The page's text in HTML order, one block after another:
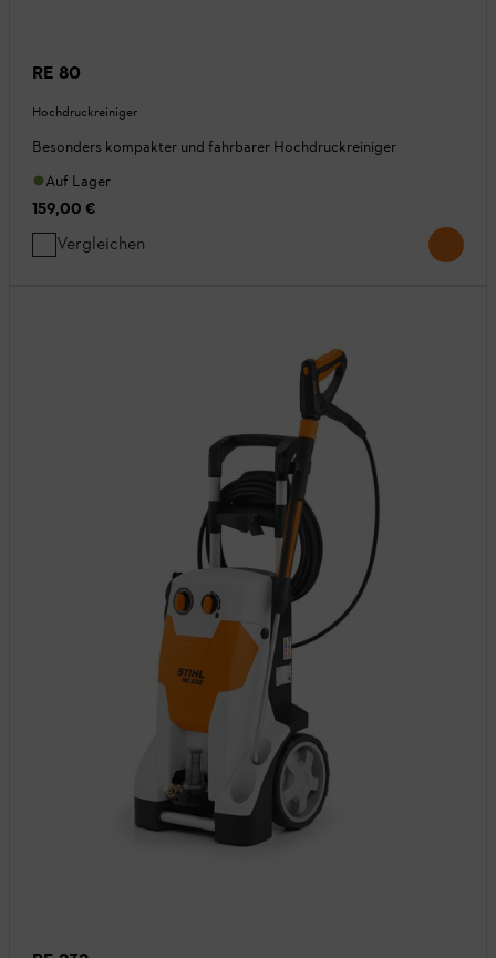
RE 80
Hochdruckreiniger
Besonders kompakter und fahrbarer Hochdruckreiniger
Auf Lager
159,00 €
Vergleichen